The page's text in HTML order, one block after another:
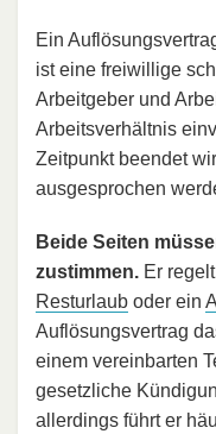
Ein
ist eine freiwillige
Arbeitgeber und
Arbeitsverhältnis
Zeitpunkt beendet
ausgesprochen
Beide Seiten
zustimmen. Er
Resturlaub oder ein
Auflösungsvertrag
einem vereinbarten
gesetzliche
allerdings führt er